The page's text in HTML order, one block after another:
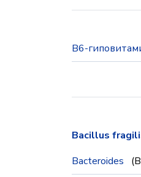
B6-
Bacillus
Bacteroides